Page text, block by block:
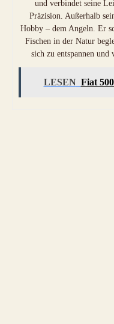
und verbindet seine
Präzision. Außerhalb
Hobby – dem Angeln. Er
Fischen in der Natur
sich zu entspannen und
LESEN Fiat